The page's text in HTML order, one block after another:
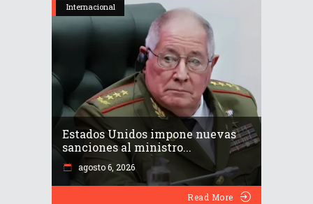
Internacional
Estados Unidos impone nuevas
sanciones al ministro...
agosto 6, 2026
Read More